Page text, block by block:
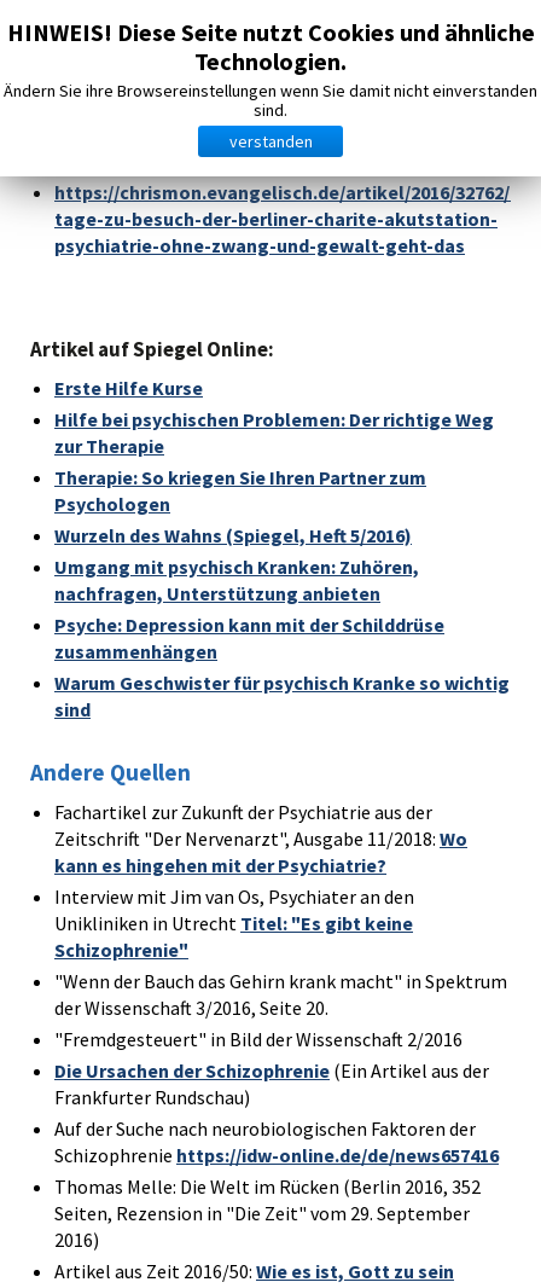
Ortsverband
Darmstadt der
Angehörigen psychisch
Kranker e.V.
Literatur - Hinweise auf Artikel und Bücher
Artikel der Zeitschrift Chrismon
https://chrismon.evangelisch.de/psychiatrie
https://chrismon.evangelisch.de/artikel/2016/32762/
tage-zu-besuch-der-berliner-charite-akutstation-
psychiatrie-ohne-zwang-und-gewalt-geht-das
Artikel auf Spiegel Online:
Erste Hilfe Kurse
Hilfe bei psychischen Problemen: Der richtige Weg
zur Therapie
Therapie: So kriegen Sie Ihren Partner zum
Psychologen
Wurzeln des Wahns (Spiegel, Heft 5/2016)
Umgang mit psychisch Kranken: Zuhören,
nachfragen, Unterstützung anbieten
Psyche: Depression kann mit der Schilddrüse
zusammenhängen
Warum Geschwister für psychisch Kranke so wichtig
sind
Andere Quellen
Fachartikel zur Zukunft der Psychiatrie aus der
Zeitschrift "Der Nervenarzt", Ausgabe 11/2018: Wo
kann es hingehen mit der Psychiatrie?
Interview mit Jim van Os, Psychiater an den
Unikliniken in Utrecht Titel: "Es gibt keine
Schizophrenie"
"Wenn der Bauch das Gehirn krank macht" in Spektrum
der Wissenschaft 3/2016, Seite 20.
"Fremdgesteuert" in Bild der Wissenschaft 2/2016
Die Ursachen der Schizophrenie (Ein Artikel aus der
Frankfurter Rundschau)
Auf der Suche nach neurobiologischen Faktoren der
Schizophrenie https://idw-online.de/de/news657416
Thomas Melle: Die Welt im Rücken (Berlin 2016, 352
Seiten, Rezension in "Die Zeit" vom 29. September
2016)
Artikel aus Zeit 2016/50: Wie es ist, Gott zu sein
HINWEIS! Diese Seite nutzt Cookies und ähnliche
Technologien.
Ändern Sie ihre Browsereinstellungen wenn Sie damit nicht einverstanden
sind.
verstanden